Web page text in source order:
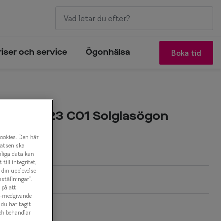
och service Ögonhälsa Boka tid
0IY6023 C01 Solglasögon
Den här
ska
data kan
till integritet,
upplevelse
på att
du har tagit
behandlar